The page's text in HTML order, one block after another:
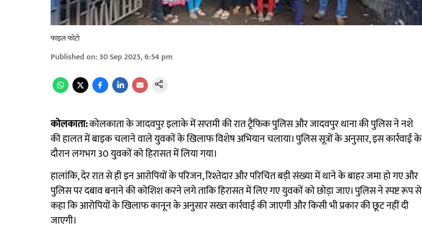
फाइल फोटो
Published on:30 Sep 2025, 6:54 pm
कोलकाता:कोलकाता के जादवपुर इलाके में सप्तमी की रात ट्रैफिक पुलिस और जादवपुर थाना की पुलिस ने नशे
की हालत में बाइक चलाने वाले युवकों के खिलाफ विशेष अभियान चलाया। पुलिस सूत्रों के अनुसार, इस कार्रवाई के
दौरान लगभग 30 युवकों को हिरासत में लिया गया।
हालांकि, देर रात से ही इन आरोपियों के परिजन, रिश्तेदार और परिचित बड़ी संख्या में थाने के बाहर जमा हो गए और
पुलिस पर दबाव बनाने की कोशिश करने लगे ताकि हिरासत में लिए गए युवकों को छोड़ा जाए। पुलिस ने स्पष्ट रूप से
कहा कि आरोपियों के खिलाफ कानून के अनुसार सख्त कार्रवाई की जाएगी और किसी भी प्रकार की छूट नहीं दी
जाएगी।